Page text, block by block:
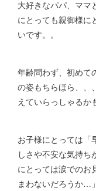
大好きなパパ、ママ
にとっても親御様に
いです。。
年齢問わず、初めて
の姿もちらほら、、
えていらっしゃるか
お子様にとっては「
しさや不安な気持ち
にとっては涙でのお
まわないだろうか…